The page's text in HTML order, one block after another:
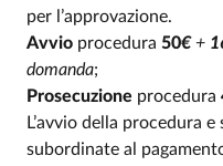
per l’approvazione.
Avvio procedura 50€+
domanda;
Prosecuzione procedura
L’avvio della procedura
subordinate al